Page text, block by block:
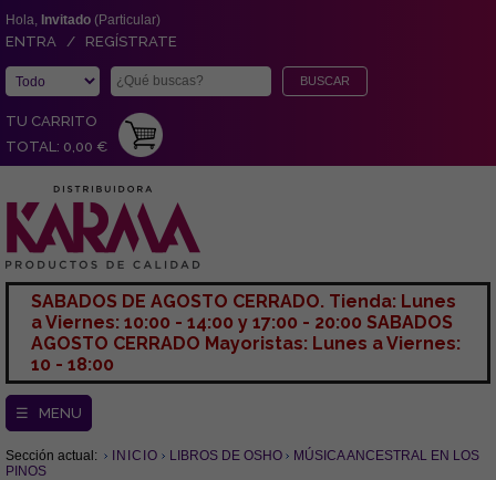
Hola, Invitado (Particular)
ENTRA / REGÍSTRATE
TU CARRITO
TOTAL: 0,00 €
SABADOS DE AGOSTO CERRADO. Tienda: Lunes
a Viernes: 10:00 - 14:00 y 17:00 - 20:00 SABADOS
AGOSTO CERRADO Mayoristas: Lunes a Viernes:
10 - 18:00
☰ MENU
Sección actual: INICIO LIBROS DE OSHO
MÚSICA ANCESTRAL EN LOS
PINOS